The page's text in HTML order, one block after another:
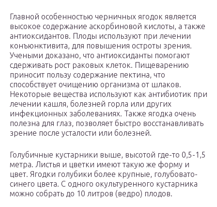
Главной особенностью черничных ягодок является
высокое содержание аскорбиновой кислоты, а также
антиоксидантов. Плоды используют при лечении
конъюнктивита, для повышения остроты зрения.
Учеными доказано, что антиоксиданты помогают
сдерживать рост раковых клеток. Пищеварению
приносит пользу содержание пектина, что
способствует очищению организма от шлаков.
Некоторые вещества используют как антибиотик при
лечении кашля, болезней горла или других
инфекционных заболеваниях. Также ягодка очень
полезна для глаз, позволяет быстро восстанавливать
зрение после усталости или болезней.
Голубичные кустарники выше, высотой где-то 0,5-1,5
метра. Листья и цветки имеют такую же форму и
цвет. Ягодки голубики более крупные, голубовато-
синего цвета. С одного окультуренного кустарника
можно собрать до 10 литров (ведро) плодов.